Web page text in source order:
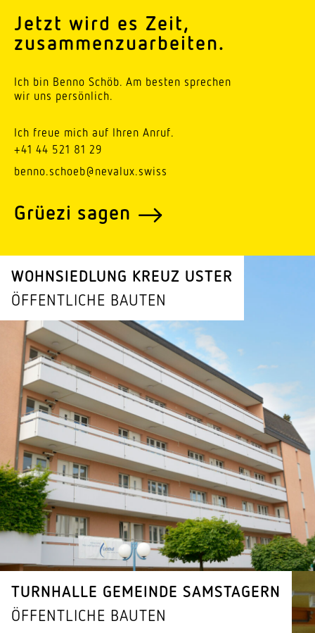
Jetzt wird es Zeit,
zusammenzuarbeiten.
Ich bin Benno Schöb. Am besten sprechen
wir uns persönlich.
Ich freue mich auf Ihren Anruf.
+41 44 521 81 29
benno.schoeb@nevalux.swiss
Grüezi sagen
WOHN­SIEDLUNG KREUZ USTER
ÖFFENT­LICHE BAUTEN
TURN­HALLE GEMEINDE SAMSTAGERN
ÖFFENT­LICHE BAUTEN